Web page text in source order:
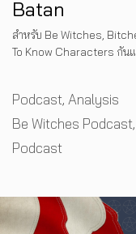
Batan
สำหรับ Be Witches,
To Know Characters กันแ
Categories
Podcast, Analysis
Tags
Be Witches Podcast,
Podcast